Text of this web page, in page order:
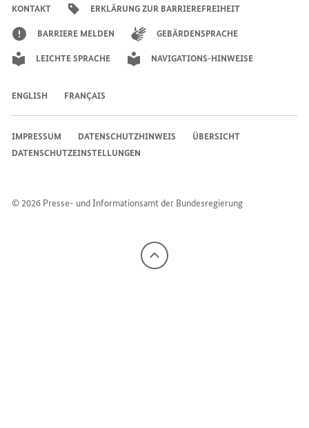
KONTAKT ERKLÄRUNG ZUR BARRIEREFREIHEIT
BARRIERE MELDEN GEBÄRDENSPRACHE
LEICHTE SPRACHE NAVIGATIONS-HINWEISE
ENGLISH FRANÇAIS
© 2026 Presse- und Informationsamt der Bundesregierung
IMPRESSUM DATENSCHUTZHINWEIS
ÜBERSICHT
DATENSCHUTZEINSTELLUNGEN
Nach
oben